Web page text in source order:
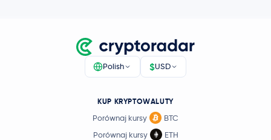
Polish $USD
KUP KRYPTOWALUTY
Porównaj kursy
BTC
Porównaj kursy
ETH